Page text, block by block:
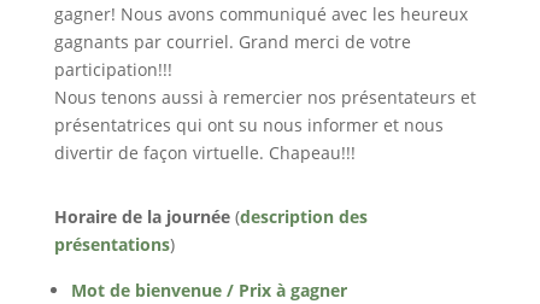
gagner! Nous avons communiqué avec les heureux
gagnants par courriel. Grand merci de votre
participation!!!
Nous tenons aussi à remercier nos présentateurs et
présentatrices qui ont su nous informer et nous
divertir de façon virtuelle. Chapeau!!!
Horaire de la journée(description des
présentations)
Mot de bienvenue / Prix à gagner